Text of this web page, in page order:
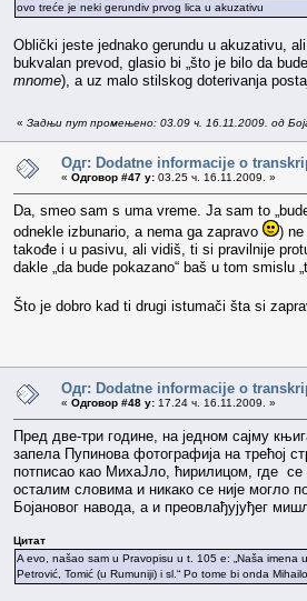
ovo treće je neki gerundiv prvog lica u akuzativu
Oblički jeste jednako gerundu u akuzativu,
bukvalan prevod, glasio bi „što je bilo da
mnome), a uz malo stilskog doterivanja
« Задњи пут промењено: 03.09 ч. 16.11.2009. од
Одг: Dodatne informacije o
« Одговор #47 у: 03.25 ч. 16.11.2009. »
Da, smeo sam s uma vreme. Ja sam to
odnekle izbunario, a nema ga zapravo
)
takođe i u pasivu, ali vidiš, ti si pravilnije
dakle „da bude pokazano“ baš u tom smislu
Što je dobro kad ti drugi istumači šta si
Одг: Dodatne informacije o
« Одговор #48 у: 17.24 ч. 16.11.2009. »
Пред две-три године, на једном сајму
запела Пупинова фотографија на трећој
потписао као МихаЈло, ћирилицом, где
осталим словима и никако се није могло
Бојановог навода, а и преовлађујуђег
Цитат
A evo, našao sam u Pravopisu u t. 105 e: „Naša imena
Petrović, Tomić (u Rumuniji) i sl.“ Po tome bi onda